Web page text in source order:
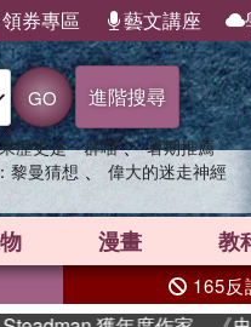
領券專區 藝文講座
GO 進階搜尋
歷史是一群喵 、 暑期推薦
黎曼猜想 、 偉大的迷走神經
漫畫 教
165反